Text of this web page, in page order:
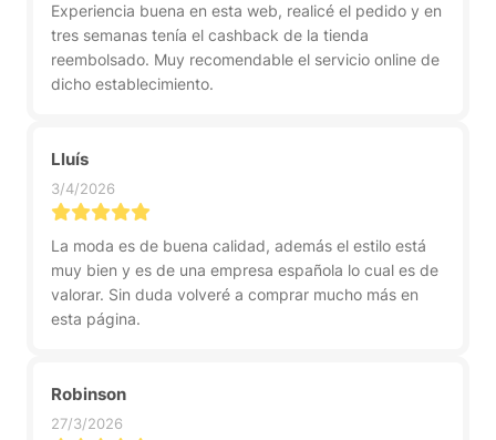
Experiencia buena en esta web, realicé el pedido y en
tres semanas tenía el cashback de la tienda
reembolsado. Muy recomendable el servicio online de
dicho establecimiento.
Lluís
3/4/2026
La moda es de buena calidad, además el estilo está
muy bien y es de una empresa española lo cual es de
valorar. Sin duda volveré a comprar mucho más en
esta página.
Robinson
27/3/2026